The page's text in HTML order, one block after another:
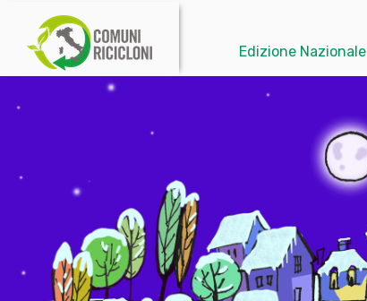
Edizione Nazionale